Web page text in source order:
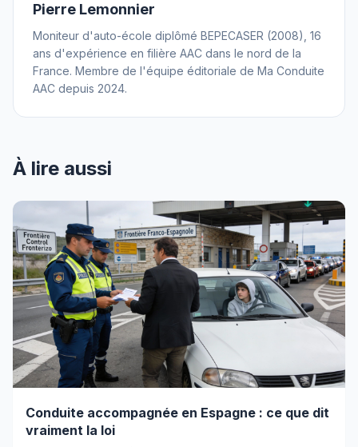
Pierre Lemonnier
Moniteur d'auto-école diplômé BEPECASER (2008), 16
ans d'expérience en filière AAC dans le nord de la
France. Membre de l'équipe éditoriale de Ma Conduite
AAC depuis 2024.
À lire aussi
Conduite accompagnée en Espagne : ce que dit
vraiment la loi